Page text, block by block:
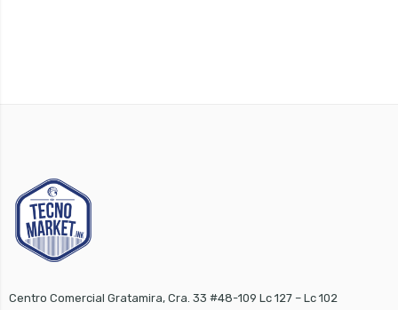
Centro Comercial Gratamira, Cra. 33 #48-109 Lc 127 – Lc 102